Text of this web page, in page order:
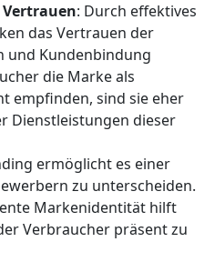
: Durch effektives
das Vertrauen der
und Kundenbindung
die Marke als
empfinden, sind sie eher
Dienstleistungen dieser
ermöglicht es einer
zu unterscheiden.
Markenidentität hilft
Verbraucher präsent zu